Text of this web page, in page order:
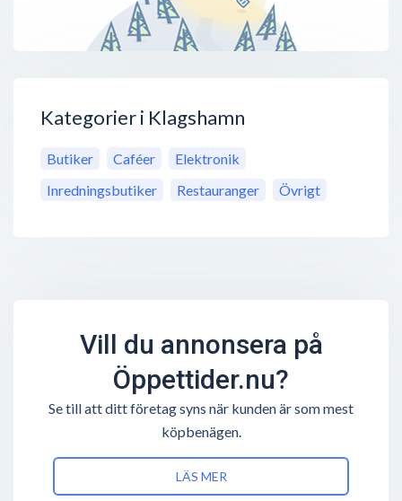
Kategorier i Klagshamn
Butiker Caféer
Elektronik
Inredningsbutiker
Restauranger Övrigt
Vill du annonsera på
Öppettider.nu?
Se till att ditt företag syns när kunden är som mest
köpbenägen.
LÄS MER